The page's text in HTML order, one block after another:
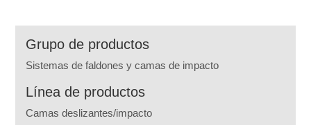
Grupo de productos
Sistemas de faldones y camas de impacto
Línea de productos
Camas deslizantes/impacto